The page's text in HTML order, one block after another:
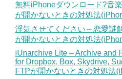
無料iPhoneダウンロード?音
が開かないときの対処法
浮気させてください～恋愛謎
が開かないときの対処法
iUnarchive Lite – Archive and
for Dropbox, Box, Skydrive,
FTPが開かないときの対処法